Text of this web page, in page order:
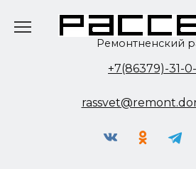
Ремонтненский
+7(86379)-31-